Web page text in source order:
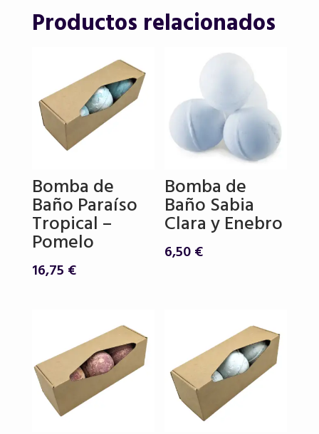
Productos relacionados
Bomba de
Baño Paraíso
Tropical –
Pomelo
16,75 €
Bomba de
Baño Sabia
Clara y Enebro
6,50€